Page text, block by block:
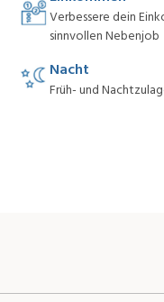
Verbessere dein
sinnvollen Nebenjob
Nacht
Früh- und